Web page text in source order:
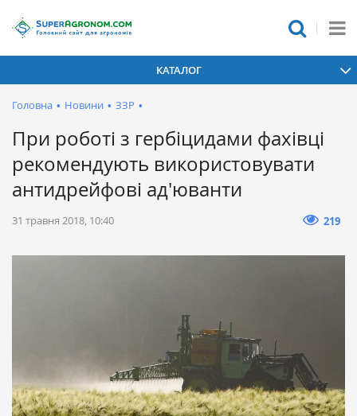
КАТАЛОГ
Головна • Новини • ЗЗР •
При роботі з гербіцидами фахівці
рекомендують використовувати
антидрейфові ад'юванти
31 травня 2018, 10:40 219